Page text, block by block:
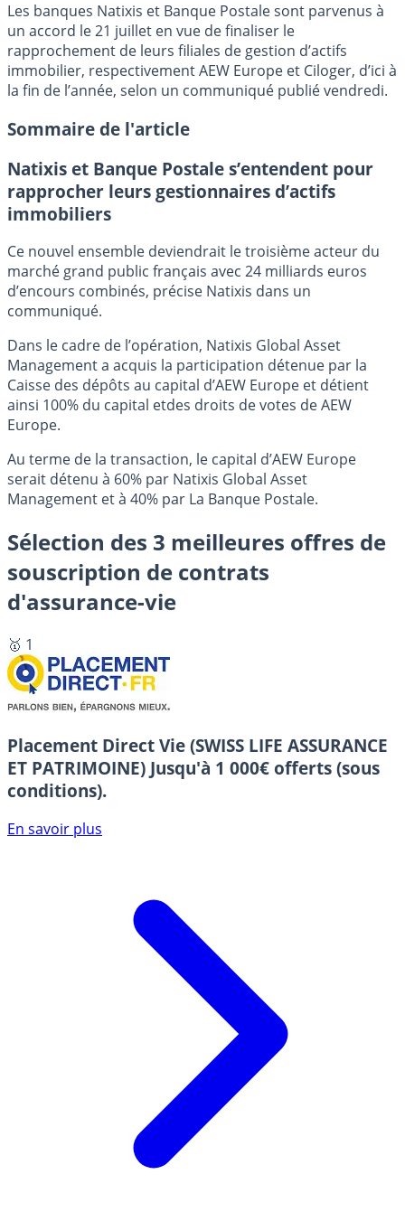
Les banques Natixis et Banque Postale sont parvenus à
un accord le 21 juillet en vue de finaliser le
rapprochement de leurs filiales de gestion d’actifs
immobilier, respectivement AEW Europe et Ciloger, d’ici à
la fin de l’année, selon un communiqué publié vendredi.
Sommaire de l'article
Natixis et Banque Postale s’entendent pour
rapprocher leurs gestionnaires d’actifs
immobiliers
Ce nouvel ensemble deviendrait le troisième acteur du
marché grand public français avec 24 milliards euros
d’encours combinés, précise Natixis dans un
communiqué.
Dans le cadre de l’opération, Natixis Global Asset
Management a acquis la participation détenue par la
Caisse des dépôts au capital d’AEW Europe et détient
ainsi 100% du capital etdes droits de votes de AEW
Europe.
Au terme de la transaction, le capital d’AEW Europe
serait détenu à 60% par Natixis Global Asset
Management et à 40% par La Banque Postale.
Sélection des 3 meilleures offres de
souscription de contrats
d'assurance-vie
🥇 1
Placement Direct Vie (SWISS LIFE ASSURANCE
ET PATRIMOINE) Jusqu'à 1 000€ offerts (sous
conditions).
En savoir plus